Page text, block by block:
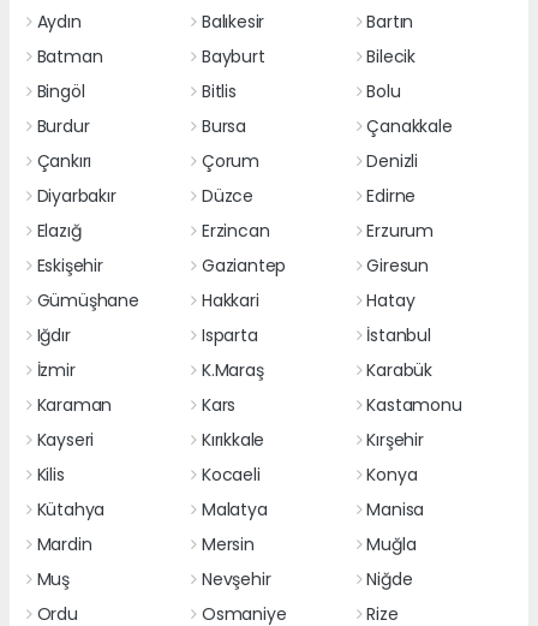
Aydın
Balıkesir
Bartın
Batman
Bayburt
Bilecik
Bingöl
Bitlis
Bolu
Burdur
Bursa
Çanakkale
Çankırı
Çorum
Denizli
Diyarbakır
Düzce
Edirne
Elazığ
Erzincan
Erzurum
Eskişehir
Gaziantep
Giresun
Gümüşhane
Hakkari
Hatay
Iğdır
Isparta
İstanbul
İzmir
K.Maraş
Karabük
Karaman
Kars
Kastamonu
Kayseri
Kırıkkale
Kırşehir
Kilis
Kocaeli
Konya
Kütahya
Malatya
Manisa
Mardin
Mersin
Muğla
Muş
Nevşehir
Niğde
Ordu
Osmaniye Rize